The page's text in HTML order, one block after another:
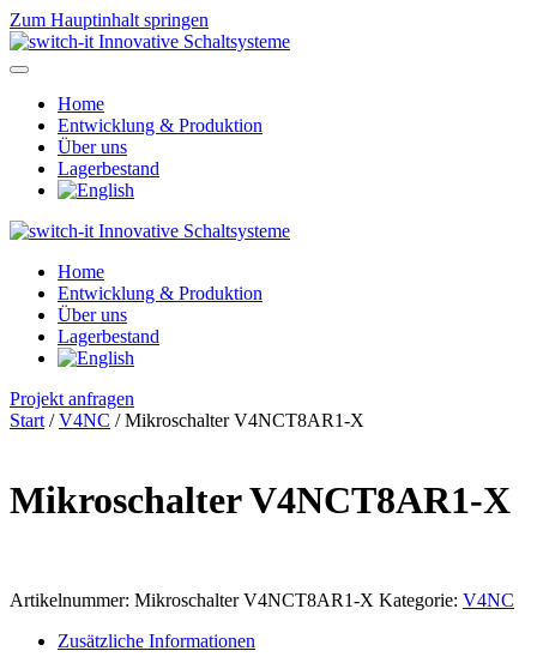
Zum Hauptinhalt springen
Home
Entwicklung & Produktion
Über uns
Lagerbestand
Home
Entwicklung & Produktion
Über uns
Lagerbestand
Projekt anfragen
Start /V4NC / Mikroschalter V4NCT8AR1-X
Mikroschalter V4NCT8AR1-X
Artikelnummer: Mikroschalter V4NCT8AR1-X Kategorie: V4NC
Zusätzliche Informationen